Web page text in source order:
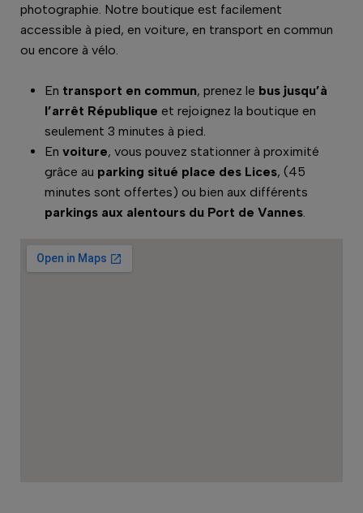
photographie. Notre boutique est facilement
accessible à pied, en voiture, en transport en commun
ou encore à vélo.
En transport en commun, prenez le bus jusqu’à
l’arrêt République et rejoignez la boutique en
seulement 3 minutes à pied.
En voiture, vous pouvez stationner à proximité
grâce au parking situé place des Lices, (45
minutes sont offertes) ou bien aux différents
parkings aux alentours du Port de Vannes.